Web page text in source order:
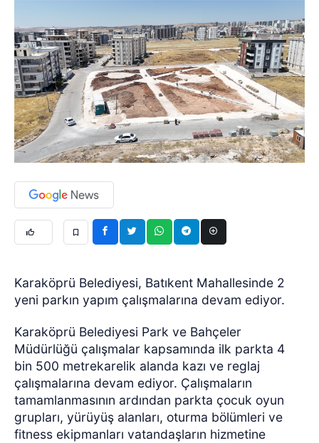
Karaköprü Belediyesi, Batıkent Mahallesinde 2
yeni parkın yapım çalışmalarına devam ediyor.
Karaköprü Belediyesi Park ve Bahçeler
Müdürlüğü çalışmalar kapsamında ilk parkta 4
bin 500 metrekarelik alanda kazı ve reglaj
çalışmalarına devam ediyor. Çalışmaların
tamamlanmasının ardından parkta çocuk oyun
grupları, yürüyüş alanları, oturma bölümleri ve
fitness ekipmanları vatandaşların hizmetine